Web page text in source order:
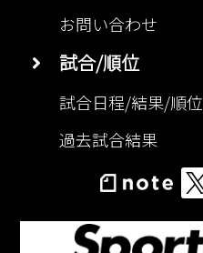
お問い合わせ
試合/順位
試合日程/結果/順位
過去試合結果